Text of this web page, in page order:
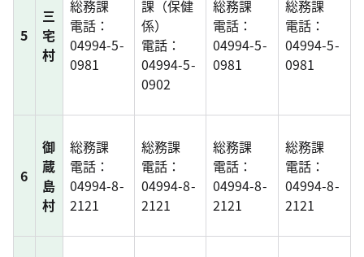
5
三
宅
村
総務課
電話：
04994-5-
0981
課（保健
係）
電話：
04994-5-
0902
総務課
電話：
04994-5-
0981
総務課
電話：
04994-5-
0981
6
御
蔵
島
村
総務課
電話：
04994-8-
2121
総務課
電話：
04994-8-
2121
総務課
電話：
04994-8-
2121
総務課
電話：
04994-8-
2121